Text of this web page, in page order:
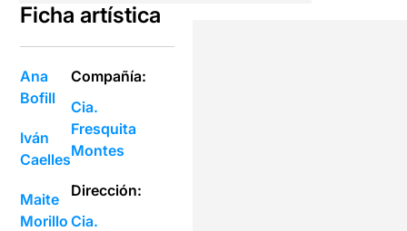
Ficha artística
Ana
Bofill
Iván
Caelles
Maite
Morillo
Compañía:
Cia.
Fresquita
Montes
Dirección:
Cia.